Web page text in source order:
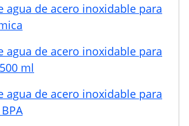
agua de acero inoxidable para
agua de acero inoxidable para
ml
agua de acero inoxidable para